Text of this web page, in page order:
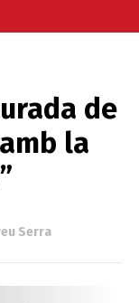
de
la
Serra